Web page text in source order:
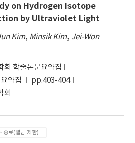
5 fractions: n-hexane,
ethylacetate, n-butanol
japonica ethylacetate,
fractions showed
effects against the
induced by UV-C irradiation.
the mechanism
should be spelled
scavenging and lipid
activity were
on Hydrogen Isotope
by Ultraviolet Light
Kim, Minsik Kim, Jei-Won
회 학술논문요약집
약집
pp.403-404
회
종료(열람 제한)